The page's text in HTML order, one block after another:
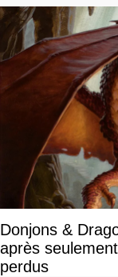
Donjons &
après
perdus